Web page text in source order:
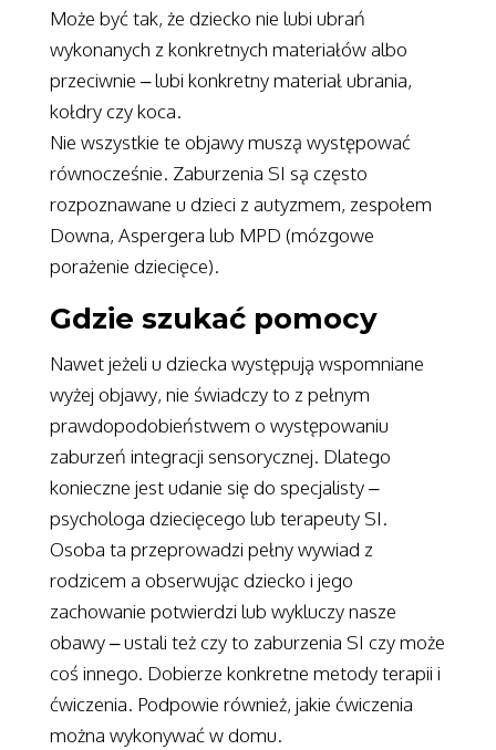
Może być tak, że dziecko nie lubi ubrań
wykonanych z konkretnych materiałów albo
przeciwnie – lubi konkretny materiał ubrania,
kołdry czy koca.
Nie wszystkie te objawy muszą występować
równocześnie. Zaburzenia SI są często
rozpoznawane u dzieci z autyzmem, zespołem
Downa, Aspergera lub MPD (mózgowe
porażenie dziecięce).
Gdzie szukać pomocy
Nawet jeżeli u dziecka występują wspomniane
wyżej objawy, nie świadczy to z pełnym
prawdopodobieństwem o występowaniu
zaburzeń integracji sensorycznej. Dlatego
konieczne jest udanie się do specjalisty –
psychologa dziecięcego lub terapeuty SI.
Osoba ta przeprowadzi pełny wywiad z
rodzicem a obserwując dziecko i jego
zachowanie potwierdzi lub wykluczy nasze
obawy – ustali też czy to zaburzenia SI czy może
coś innego. Dobierze konkretne metody terapii i
ćwiczenia. Podpowie również, jakie ćwiczenia
można wykonywać w domu.